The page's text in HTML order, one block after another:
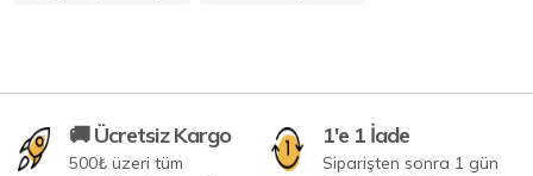
🚚 Ücretsiz Kargo
500₺ üzeri tüm
1'e 1 İade
Siparişten sonra 1 gün